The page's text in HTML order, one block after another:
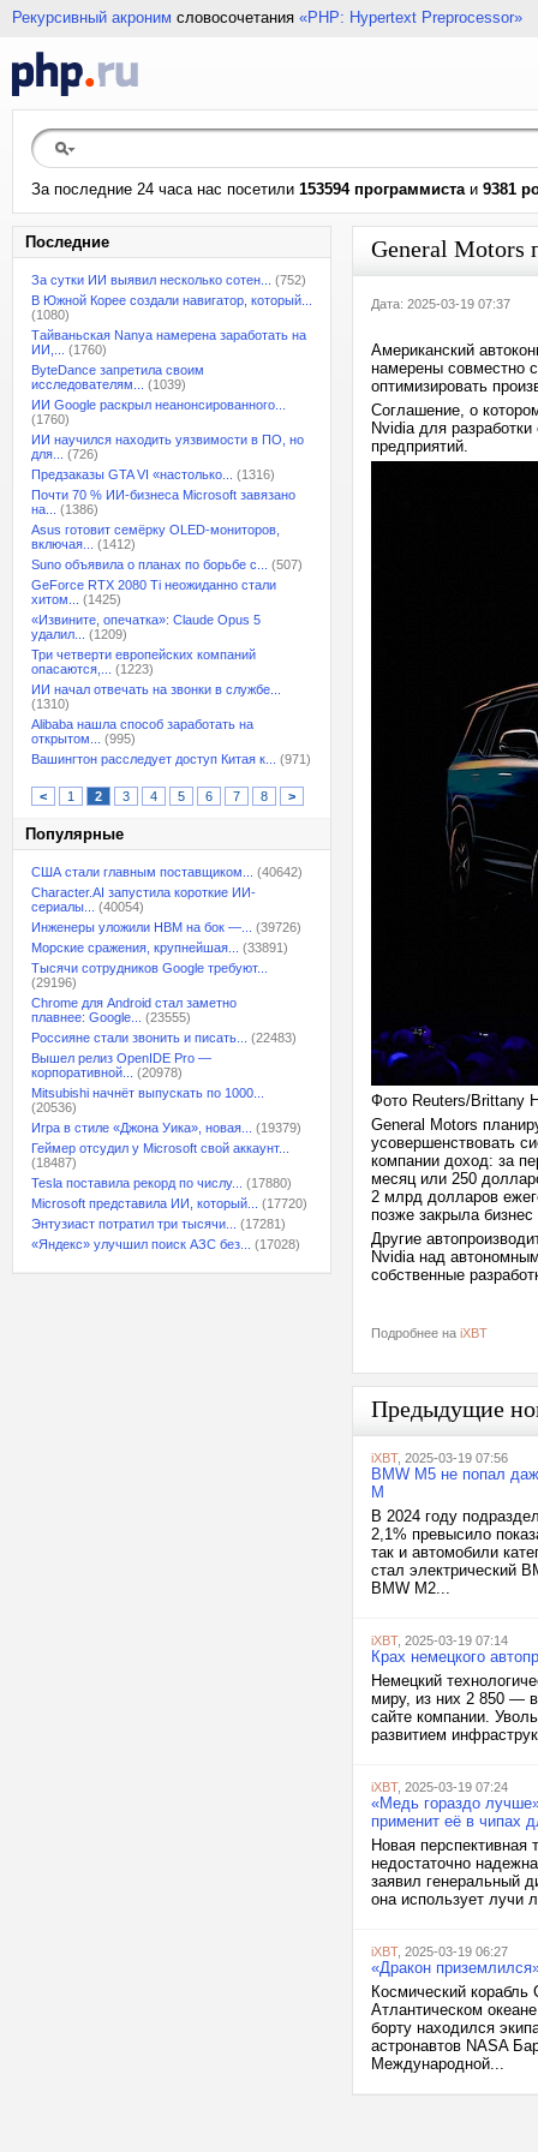
Рекурсивный акроним словосочетания «PHP: Hypertext Preprocessor»
За последние 24 часа нас посетили 153594 программистаи 9381
Последние
За сутки ИИ выявил несколько сотен...
(752)
В Южной Корее создали навигатор, который...
(1080)
Тайваньская Nanya намерена заработать на
ИИ,...
(1760)
ByteDance запретила своим
исследователям...
(1039)
ИИ Google раскрыл неанонсированного...
(1760)
ИИ научился находить уязвимости в ПО, но
для...
(726)
Предзаказы GTA VI «настолько...
(1316)
Почти 70 % ИИ-бизнеса Microsoft завязано
на...
(1386)
Asus готовит семёрку OLED-мониторов,
включая...
(1412)
Suno объявила о планах по борьбе с...
(507)
GeForce RTX 2080 Ti неожиданно стали
хитом...
(1425)
«Извините, опечатка»: Claude Opus 5
удалил...
(1209)
Три четверти европейских компаний
опасаются,...
(1223)
ИИ начал отвечать на звонки в службе...
(1310)
Alibaba нашла способ заработать на
открытом...
(995)
Вашингтон расследует доступ Китая к...
(971)
< 1 2 3 4 5 6 7 8 >
Популярные
США стали главным поставщиком...
(40642)
Character.AI запустила короткие ИИ-
сериалы...
(40054)
Инженеры уложили HBM на бок —...
(39726)
Морские сражения, крупнейшая...
(33891)
Тысячи сотрудников Google требуют...
(29196)
Chrome для Android стал заметно
плавнее: Google...
(23555)
Россияне стали звонить и писать...
(22483)
Вышел релиз OpenIDE Pro —
корпоративной...
(20978)
Mitsubishi начнёт выпускать по 1000...
(20536)
Игра в стиле «Джона Уика», новая...
(19379)
Геймер отсудил у Microsoft свой аккаунт...
(18487)
Tesla поставила рекорд по числу...
(17880)
Microsoft представила ИИ, который...
(17720)
Энтузиаст потратил три тысячи...
(17281)
«Яндекс» улучшил поиск АЗС без...
(17028)
General Motors
Дата: 2025-03-19 07:37
Американский
намерены совместно
оптимизировать
Соглашение, о
Nvidia для
предприятий.
Фото Reuters/Brittany
General Motors
усовершенствовать
компании доход: за
месяц или 250
2 млрд долларов
позже закрыла бизнес
Другие
Nvidia над
собственные
Подробнее на iXBT
Предыдущие
iXBT, 2025-03-19 07:56
BMW M5 не попал
M
В 2024 году
2,1% превысило
так и автомобили
стал электрический
BMW M2...
iXBT, 2025-03-19 07:14
Крах немецкого
Немецкий
миру, из них 2 850 —
сайте компании.
развитием
iXBT, 2025-03-19 07:24
«Медь гораздо
применит её в чипах
Новая перспективная
недостаточно
заявил генеральный
она использует лучи
iXBT, 2025-03-19 06:27
«Дракон
Космический корабль
Атлантическом
борту находился
астронавтов NASA
Международной...